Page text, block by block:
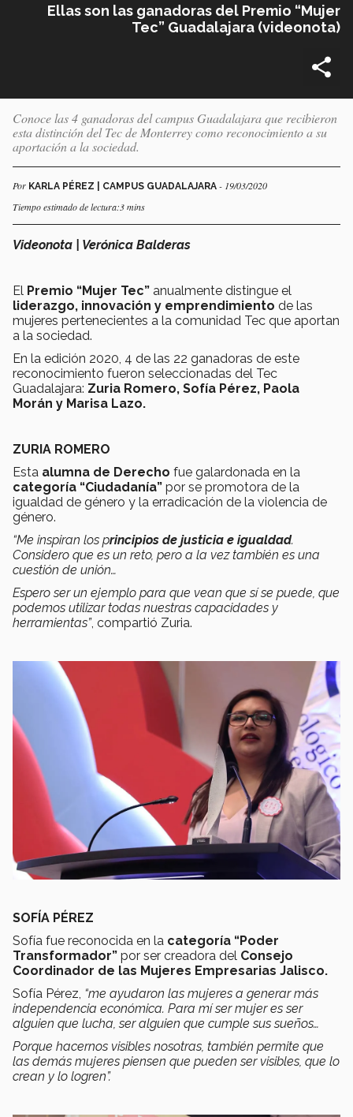
Ellas son las ganadoras del Premio “Mujer
Tec” Guadalajara (videonota)
Conoce las 4 ganadoras del campus Guadalajara que recibieron
esta distinción del Tec de Monterrey como reconocimiento a su
aportación a la sociedad.
Por KARLA PÉREZ | CAMPUS GUADALAJARA - 19/03/2020
Tiempo estimado de lectura:3 mins
Videonota | Verónica Balderas
El Premio “Mujer Tec” anualmente distingue el
liderazgo, innovación y emprendimiento de las
mujeres pertenecientes a la comunidad Tec que aportan
a la sociedad.
En la edición 2020, 4 de las 22 ganadoras de este
reconocimiento fueron seleccionadas del Tec
Guadalajara: Zuria Romero, Sofía Pérez, Paola
Morán y Marisa Lazo.
ZURIA ROMERO
Esta alumna de Derecho fue galardonada en la
categoría “Ciudadanía” por se promotora de la
igualdad de género y la erradicación de la violencia de
género.
“Me inspiran los principios de justicia e igualdad.
Considero que es un reto, pero a la vez también es una
cuestión de unión…
Espero ser un ejemplo para que vean que sí se puede, que
podemos utilizar todas nuestras capacidades y
herramientas”, compartió Zuria.
SOFÍA PÉREZ
Sofía fue reconocida en la categoría “Poder
Transformador” por ser creadora del Consejo
Coordinador de las Mujeres Empresarias Jalisco.
Sofía Pérez, “me ayudaron las mujeres a generar más
independencia económica. Para mí ser mujer es ser
alguien que lucha, ser alguien que cumple sus sueños…
Porque hacernos visibles nosotras, también permite que
las demás mujeres piensen que pueden ser visibles, que lo
crean y lo logren”.